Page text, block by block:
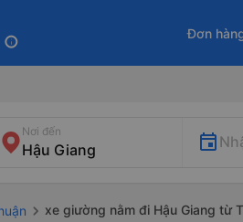
info
Đơn
Nơi đến
xe giường nằm đi Hậu Giang từ